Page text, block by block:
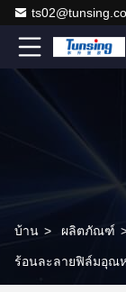
บ้าน > ผลิตภัณฑ์
ร้อนละลายฟิล์มอุณ